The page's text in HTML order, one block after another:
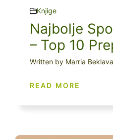
Knjige
Najbolje
– Top 10
Written by Marria
READ MORE